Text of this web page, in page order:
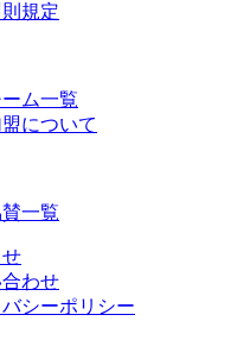
規定
ム一覧
について
一覧
わせ
シーポリシー